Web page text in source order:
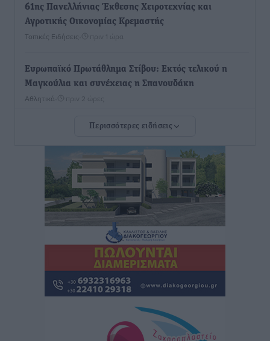
61ης Πανελλήνιας Έκθεσης Χειροτεχνίας και
Αγροτικής Οικονομίας Κρεμαστής
Τοπικές Ειδήσεις πριν 1 ώρα
Ευρωπαϊκό Πρωτάθλημα Στίβου: Εκτός τελικού η
Μαγκούλια και συνέχειας η Σπανουδάκη
Αθλητικά πριν 2 ώρες
ΚΑΕ Κολοσσός: Οι τιμές των μεμονωμένων εισιτηρίων
Αθλητικά• πριν 2 ώρες
Χαράλαμπος Χριστοδούλου: «Το μόνο παιχνίδι που
υπάρχει, είναι το επόμενο»
Αθλητικά• πριν 2 ώρες
Κράτησε Χατζηγιακουμή η Α.Ε. Δικαίου
πριν 2 ώρες
Ιπποκράτης: Ανακοίνωσε την Cvetanka Dimova
Διαγόρας: Ανανέωσαν Φράγκος και Ζάρας, τέλος ο
Περισσότερες ειδήσεις